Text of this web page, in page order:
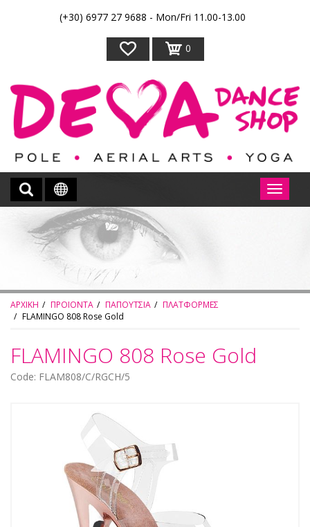
(+30) 6977 27 9688 - Mon/Fri 11.00-13.00
0
ΑΡΧΙΚΗ ΠΡΟΙΟΝΤΑ ΠΑΠΟΥΤΣΙΑ
ΠΛΑΤΦΟΡΜΕΣ
FLAMINGO 808 Rose Gold
FLAMINGO 808 Rose Gold
Code: FLAM808/C/RGCH/5